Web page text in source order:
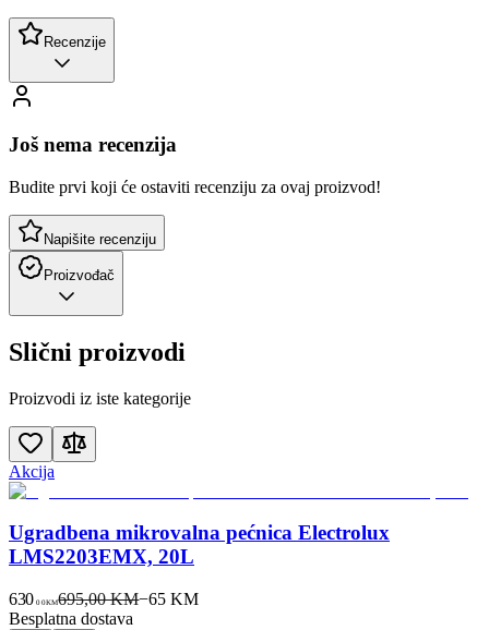
Recenzije
Još nema recenzija
Budite prvi koji će ostaviti recenziju za ovaj proizvod!
Napišite recenziju
Proizvođač
Slični proizvodi
Proizvodi iz iste kategorije
Akcija
Ugradbena mikrovalna pećnica Electrolux
LMS2203EMX, 20L
630 00KM695,00 KM−65 KM
Besplatna dostava